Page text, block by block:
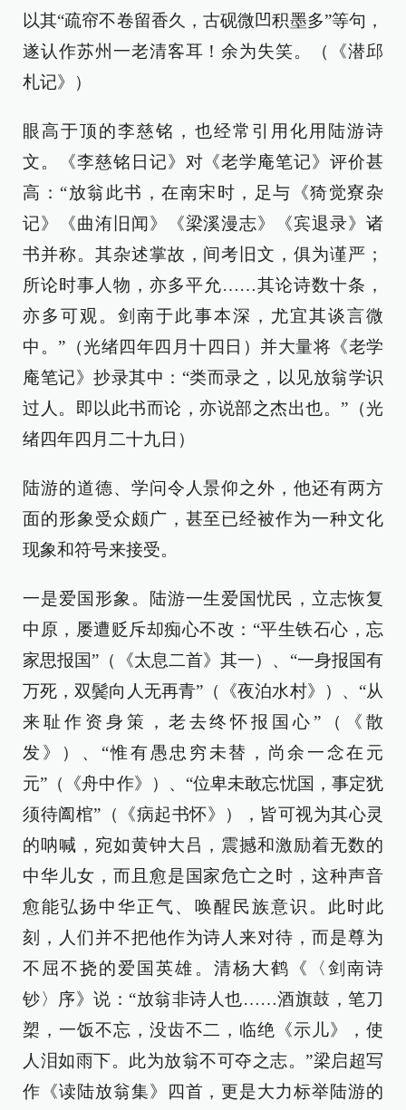
以其“疏帘不卷留香久，古砚微凹积墨多”等句，
遂认作苏州一老清客耳！余为失笑。（《潜邱
札记》）
眼高于顶的李慈铭，也经常引用化用陆游诗
文。《李慈铭日记》对《老学庵笔记》评价甚
高：“放翁此书，在南宋时，足与《猗觉寮杂
记》《曲洧旧闻》《梁溪漫志》《宾退录》诸
书并称。其杂述掌故，间考旧文，俱为谨严；
所论时事人物，亦多平允……其论诗数十条，
亦多可观。剑南于此事本深，尤宜其谈言微
中。”（光绪四年四月十四日）并大量将《老学
庵笔记》抄录其中：“类而录之，以见放翁学识
过人。即以此书而论，亦说部之杰出也。”（光
绪四年四月二十九日）
陆游的道德、学问令人景仰之外，他还有两方
面的形象受众颇广，甚至已经被作为一种文化
现象和符号来接受。
一是爱国形象。陆游一生爱国忧民，立志恢复
中原，屡遭贬斥却痴心不改：“平生铁石心，忘
家思报国”（《太息二首》其一）、“一身报国有
万死，双鬓向人无再青”（《夜泊水村》）、“从
来耻作资身策，老去终怀报国心”（《散
发》）、“惟有愚忠穷未替，尚余一念在元
元”（《舟中作》）、“位卑未敢忘忧国，事定犹
须待阖棺”（《病起书怀》），皆可视为其心灵
的呐喊，宛如黄钟大吕，震撼和激励着无数的
中华儿女，而且愈是国家危亡之时，这种声音
愈能弘扬中华正气、唤醒民族意识。此时此
刻，人们并不把他作为诗人来对待，而是尊为
不屈不挠的爱国英雄。清杨大鹤《〈剑南诗
钞〉序》说：“放翁非诗人也……酒旗鼓，笔刀
槊，一饭不忘，没齿不二，临绝《示儿》，使
人泪如雨下。此为放翁不可夺之志。”梁启超写
作《读陆放翁集》四首，更是大力标举陆游的